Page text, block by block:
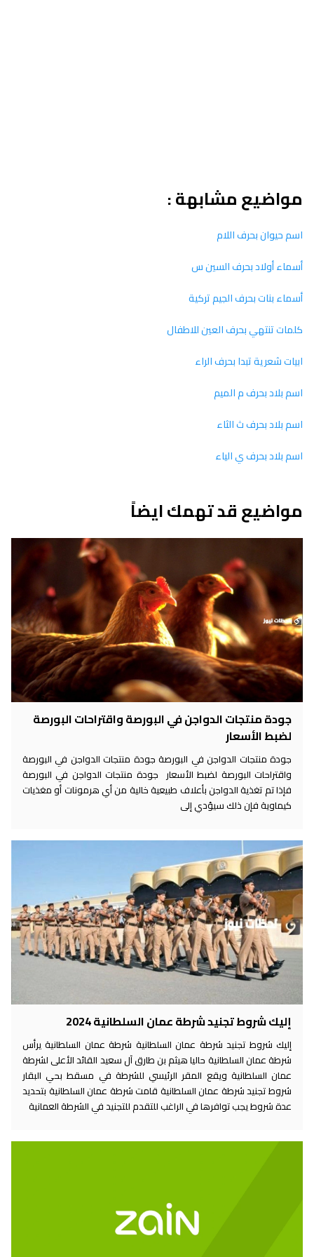
مواضيع مشابهة :
اسم حيوان بحرف اللام
أسماء أولاد بحرف السين س
أسماء بنات بحرف الجيم تركية
كلمات تنتهي بحرف العين للاطفال
ابيات شعرية تبدا بحرف الراء
اسم بلاد بحرف م الميم
اسم بلاد بحرف ث الثاء
اسم بلاد بحرف ي الياء
مواضيع قد تهمك ايضاً
جودة منتجات الدواجن في البورصة واقتراحات البورصة
لضبط الأسعار
جودة منتجات الدواجن في البورصة جودة منتجات الدواجن في البورصة
واقتراحات البورصة لضبط الأسعار جودة منتجات الدواجن في البورصة
فإذا تم تغذية الدواجن بأعلاف طبيعية خالية من أي هرمونات أو مغذيات
كيماوية فإن ذلك سيؤدي إلى
إليك شروط تجنيد شرطة عمان السلطانية 2024
إليك شروط تجنيد شرطة عمان السلطانية شرطة عمان السلطانية يرأس
شرطة عمان السلطانية حاليا هيثم بن طارق آل سعيد القائد الأعلى لشرطة
عمان السلطانية ويقع المقر الرئيسي للشرطة في مسقط بحي البقار
شروط تجنيد شرطة عمان السلطانية قامت شرطة عمان السلطانية بتحديد
عدة شروط يجب توافرها في الراغب للتقدم للتجنيد في الشرطة العمانية